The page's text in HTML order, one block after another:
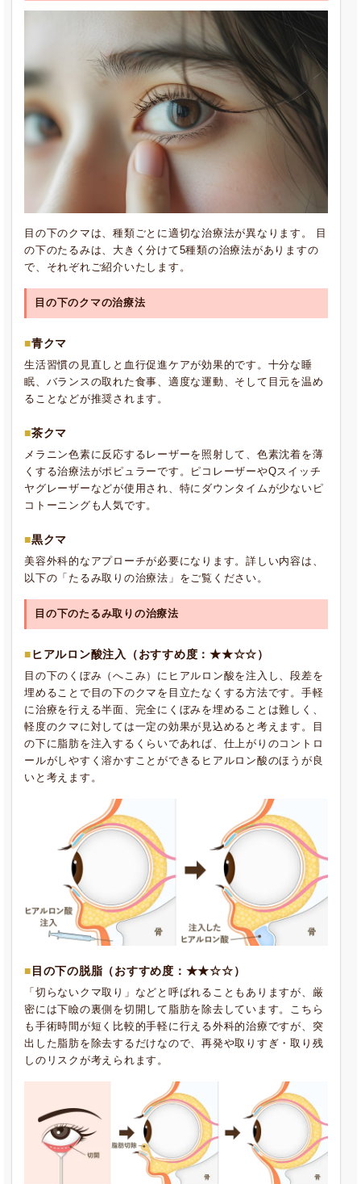
目の下のクマは、種類ごとに適切な治療法が異なります。 目
の下のたるみは、大きく分けて5種類の治療法がありますの
で、それぞれご紹介いたします。
目の下のクマの治療法
青クマ
生活習慣の見直しと血行促進ケアが効果的です。十分な睡
眠、バランスの取れた食事、適度な運動、そして目元を温め
ることなどが推奨されます。
茶クマ
メラニン色素に反応するレーザーを照射して、色素沈着を薄
くする治療法がポピュラーです。ピコレーザーやQスイッチ
ヤグレーザーなどが使用され、特にダウンタイムが少ない ピ
コトーニング も人気です。
黒クマ
美容外科的なアプローチが必要になります。詳しい内容は、
以下の「たるみ取りの治療法」をご覧ください。
目の下のたるみ取りの治療法
ヒアルロン酸注入（おすすめ度：★★☆☆）
目の下のくぼみ（へこみ）にヒアルロン酸を注入し、段差を
埋めることで目の下のクマを目立たなくする方法です。手軽
に治療を行える半面、完全にくぼみを埋めることは難しく、
軽度のクマに対しては一定の効果が見込めると考えます。目
の下に脂肪を注入するくらいであれば、仕上がりのコントロ
ールがしやすく溶かすことができるヒアルロン酸のほうが良
いと考えます。
目の下の脱脂 （おすすめ度：★★☆☆）
「切らないクマ取り」などと呼ばれることもありますが、厳
密には下瞼の裏側を切開して脂肪を除去しています。こちら
も手術時間が短く比較的手軽に行える外科的治療ですが、突
出した脂肪を除去するだけなので、再発や取りすぎ・取り残
しのリスクが考えられます。